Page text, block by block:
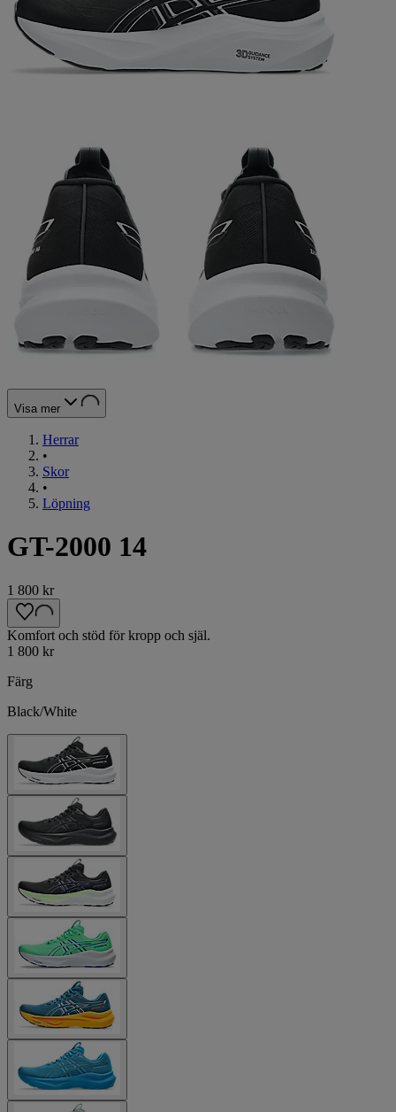
Visa mer
Herrar
•
Skor
•
Löpning
GT-2000 14
1 800 kr
Komfort och stöd för kropp och själ.
1 800 kr
Färg
Black/White